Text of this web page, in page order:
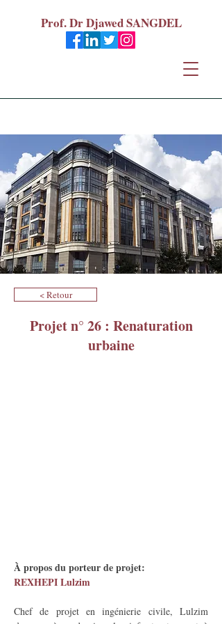
Prof. Dr Djawed SANGDEL
< Retour
Projet n° 26 : Renaturation
urbaine
À propos du porteur de projet:
REXHEPI Lulzim
Chef de projet en ingénierie civile, Lulzim